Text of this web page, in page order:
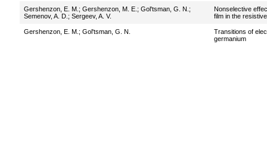
Gershenzon, E. M. ; Gershenzon, M. E. ; Gol'tsman, G. N. ;
Semenov, A. D. ; Sergeev, A. V.
Nonselective
film in the
Gershenzon, E. M. ; Gol'tsman, G. N.
Transitions of
germanium